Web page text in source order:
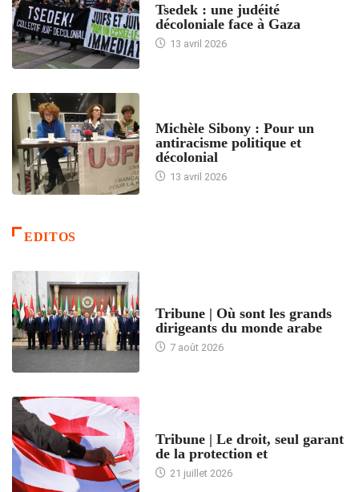
Tsedek : une judéité
décoloniale face à Gaza
13 avril 2026
Michèle Sibony : Pour un
antiracisme politique et
décolonial
13 avril 2026
EDITOS
Tribune | Où sont les grands
dirigeants du monde arabe
7 août 2026
Tribune | Le droit, seul garant
de la protection et
21 juillet 2026